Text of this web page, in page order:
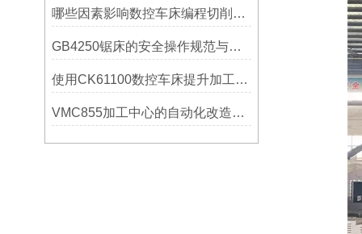
哪些因素影响数控车床编程切削量？
GB4250锯床的安全操作规范与注意事项
使用CK61100数控车床提升加工精度的方法
VMC855加工中心的自动化改造与智能化应用说明